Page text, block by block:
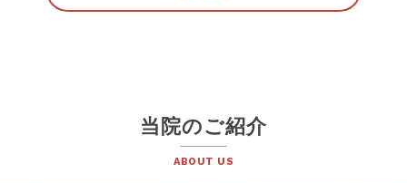
当院のご紹介
ABOUT US